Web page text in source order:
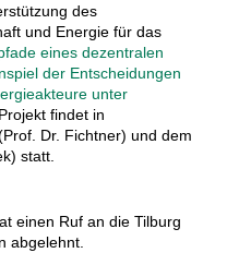
des
und Energie für das
eines dezentralen
der Entscheidungen
unter
findet in
Dr. Fichtner) und dem
statt.
einen Ruf an die Tilburg
abgelehnt.